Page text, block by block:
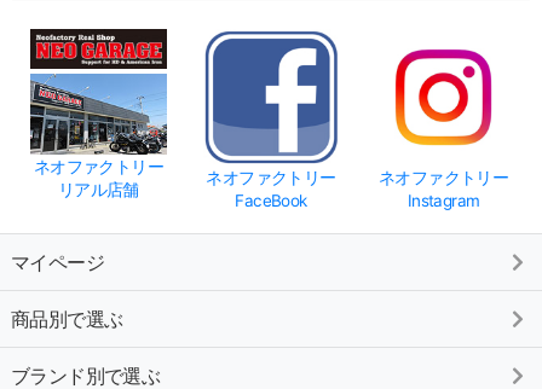
ネオファクトリー
リアル店舗
ネオファクトリー
FaceBook
ネオファクトリー
Instagram
マイページ
商品別で選ぶ
ブランド別で選ぶ